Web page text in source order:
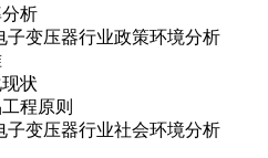
析
变压器行业政策环境分析
状
程原则
变压器行业社会环境分析